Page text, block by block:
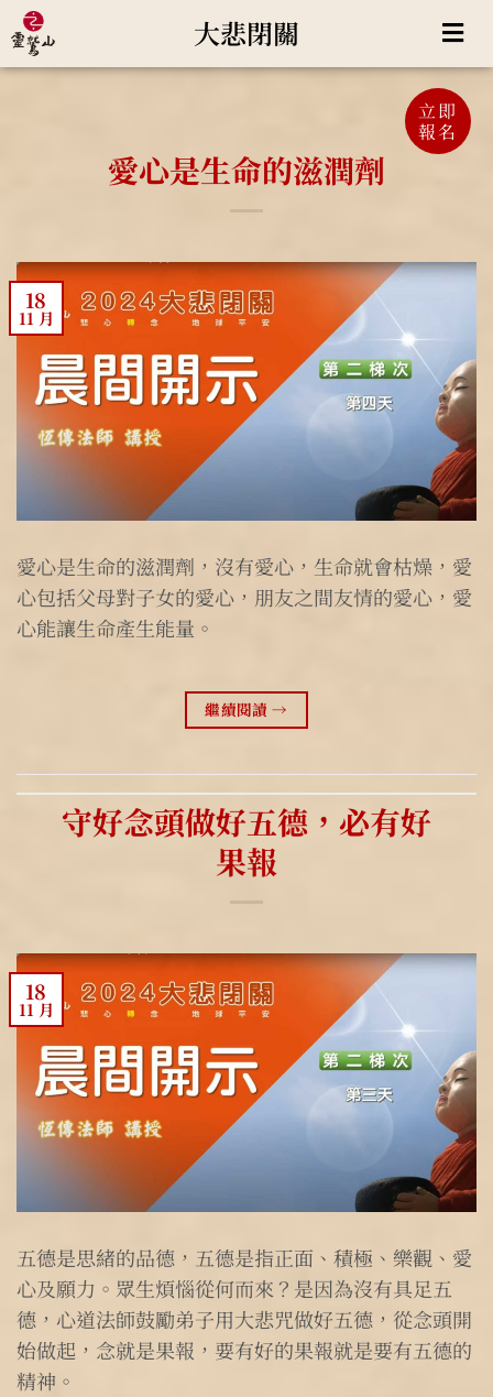
大悲閉關
立即
報名
愛心是生命的滋潤劑
18
11 月
愛心是生命的滋潤劑，沒有愛心，生命就會枯燥，愛
心包括父母對子女的愛心，朋友之間友情的愛心，愛
心能讓生命產生能量。
繼續閱讀→
守好念頭做好五德，必有好
果報
18
11 月
五德是思緒的品德，五德是指正面、積極、樂觀、愛
心及願力。眾生煩惱從何而來？是因為沒有具足五
德，心道法師鼓勵弟子用大悲咒做好五德，從念頭開
始做起，念就是果報，要有好的果報就是要有五德的
精神。